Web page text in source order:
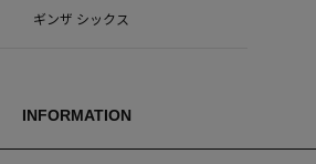
ギンザ シックス
INFORMATION